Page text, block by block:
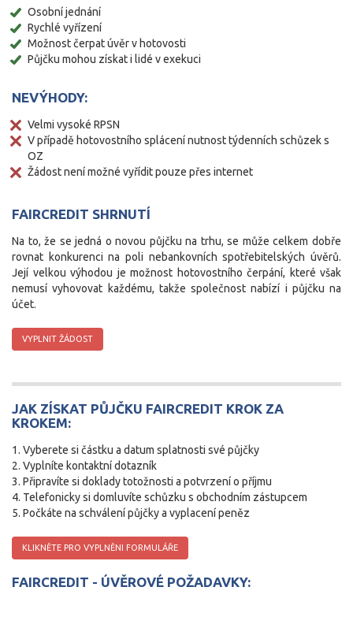
Osobní jednání
Rychlé vyřízení
Možnost čerpat úvěr v hotovosti
Půjčku mohou získat i lidé v exekuci
NEVÝHODY:
Velmi vysoké RPSN
V případě hotovostního splácení nutnost týdenních schůzek s
OZ
Žádost není možné vyřídit pouze přes internet
FAIRCREDIT SHRNUTÍ
Na to, že se jedná o novou půjčku na trhu, se může celkem dobře
rovnat konkurenci na poli nebankovních spotřebitelských úvěrů.
Její velkou výhodou je možnost hotovostního čerpání, které však
nemusí vyhovovat každému, takže společnost nabízí i půjčku na
účet.
VYPLNIT ŽÁDOST
JAK ZÍSKAT PŮJČKU FAIRCREDIT KROK ZA
KROKEM:
Vyberete si částku a datum splatnosti své půjčky
Vyplníte kontaktní dotazník
Připravíte si doklady totožnosti a potvrzení o příjmu
Telefonicky si domluvíte schůzku s obchodním zástupcem
Počkáte na schválení půjčky a vyplacení peněz
KLIKNĚTE PRO VYPLNĚNI FORMULÁŘE
FAIRCREDIT - ÚVĚROVÉ POŽADAVKY: